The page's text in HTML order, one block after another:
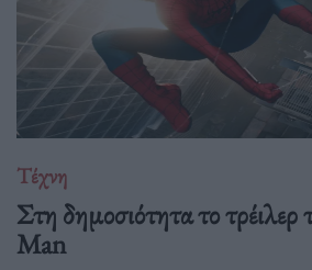
Τέχνη
Στη δημοσιότητα το τρέιλερ
Man